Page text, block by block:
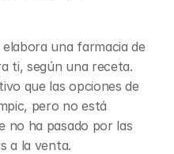
una farmacia de
ti, según una receta.
que las opciones de
pero no está
no ha pasado por las
a la venta.